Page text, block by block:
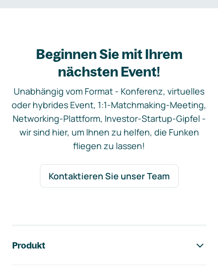
Beginnen Sie mit Ihrem
nächsten Event!
Unabhängig vom Format - Konferenz, virtuelles
oder hybrides Event, 1:1-Matchmaking-Meeting,
Networking-Plattform, Investor-Startup-Gipfel -
wir sind hier, um Ihnen zu helfen, die Funken
fliegen zu lassen!
Kontaktieren Sie unser Team
Produkt